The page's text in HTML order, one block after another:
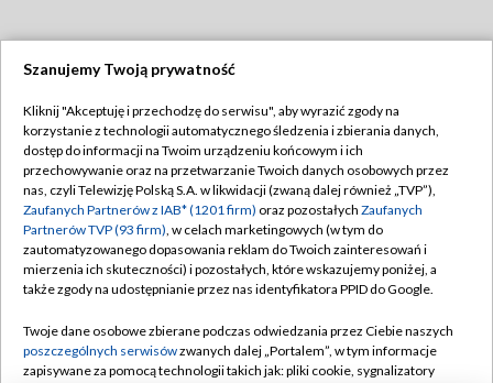
TVP
Abonament TVP
Emisja w TVP
Centrum informacji TVP
Naziemna Telewizja Cyfrowa
Rada Programowa
Regulamin TVP
Polityka prywatności
Moje zgody
Pomoc
Kontakt
Szanujemy Twoją prywatność
Kliknij "Akceptuję i przechodzę do serwisu", aby wyrazić zgody na
korzystanie z technologii automatycznego śledzenia i zbierania danych,
dostęp do informacji na Twoim urządzeniu końcowym i ich
przechowywanie oraz na przetwarzanie Twoich danych osobowych przez
nas, czyli Telewizję Polską S.A. w likwidacji (zwaną dalej również „TVP”),
Zaufanych Partnerów z IAB* (1201 firm) oraz pozostałych Zaufanych
Partnerów TVP (93 firm), w celach marketingowych (w tym do
zautomatyzowanego dopasowania reklam do Twoich zainteresowań i
mierzenia ich skuteczności) i pozostałych, które wskazujemy poniżej, a
także zgody na udostępnianie przez nas identyfikatora PPID do Google.
Twoje dane osobowe zbierane podczas odwiedzania przez Ciebie naszych
poszczególnych serwisówzwanych dalej „Portalem”, w tym informacje
zapisywane za pomocą technologii takich jak: pliki cookie, sygnalizatory